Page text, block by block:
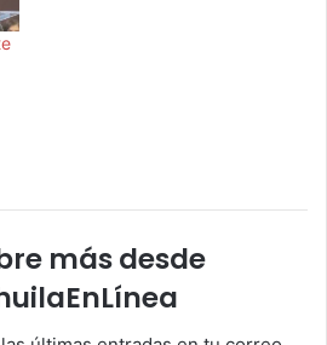
más desde